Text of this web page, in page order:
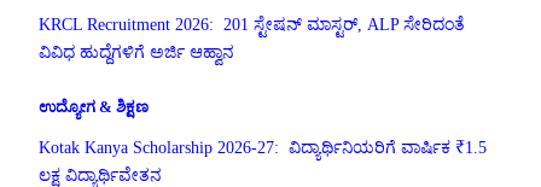
KRCL Recruitment 2026: 201 ಸ್ಟೇಷನ್ ಮಾಸ್ಟರ್, ALP ಸೇರಿದಂತೆ
ವಿವಿಧ ಹುದ್ದೆಗಳಿಗೆ ಅರ್ಜಿ ಆಹ್ವಾನ
ಉದ್ಯೋಗ & ಶಿಕ್ಷಣ
Kotak Kanya Scholarship 2026-27: ವಿದ್ಯಾರ್ಥಿನಿಯರಿಗೆ ವಾರ್ಷಿಕ ₹1.5
ಲಕ್ಷ ವಿದ್ಯಾರ್ಥಿವೇತನ